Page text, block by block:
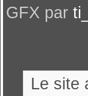
GFX par
Le site